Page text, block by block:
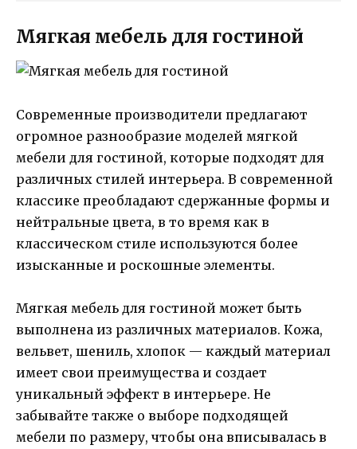
Мягкая мебель для гостиной
Современные производители предлагают
огромное разнообразие моделей мягкой
мебели для гостиной, которые подходят для
различных стилей интерьера. В современной
классике преобладают сдержанные формы и
нейтральные цвета, в то время как в
классическом стиле используются более
изысканные и роскошные элементы.
Мягкая мебель для гостиной может быть
выполнена из различных материалов. Кожа,
вельвет, шениль, хлопок — каждый материал
имеет свои преимущества и создает
уникальный эффект в интерьере. Не
забывайте также о выборе подходящей
мебели по размеру, чтобы она вписывалась в